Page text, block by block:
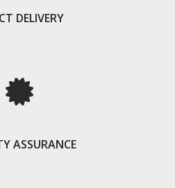
DELIVERY
ASSURANCE